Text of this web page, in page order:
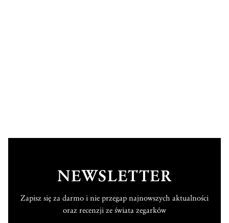
NEWSLETTER
Zapisz się za darmo i nie przegap najnowszych aktualności
oraz recenzji ze świata zegarków